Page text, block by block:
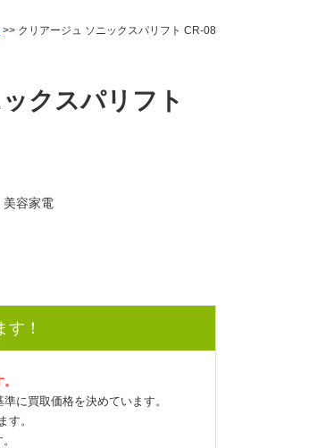
>> クリアージュ ソニックスパリフト CR-08
クスパリフト
美容家電
す！
に買取価格を決めています。
す。